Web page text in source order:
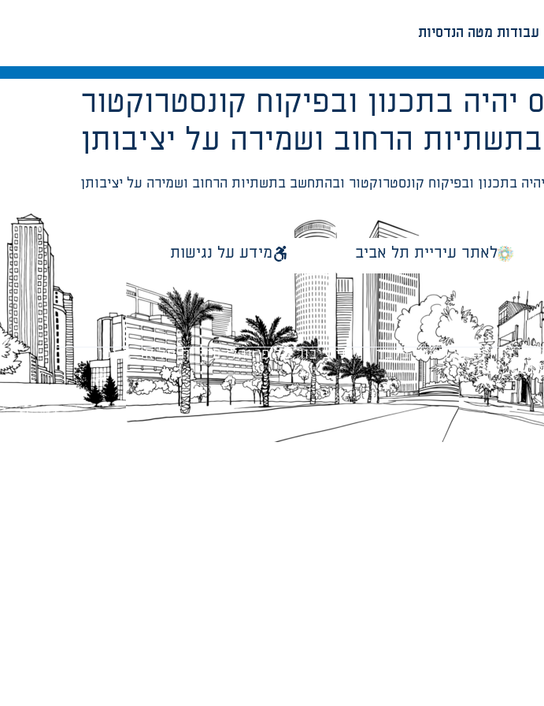
עבודות מטה הנדסיות
ביסוס הגדר/קיר מבנה בקו 0 יהיה בתכנון ובפיקוח קונסטרוקטור
לאתר עיריית תל אביב מידע על נגישות
הנחיות תכנוניות בלבד למבני ציבור על פי נהלי עיריית תל אביב-יפו.
מעת לעת.